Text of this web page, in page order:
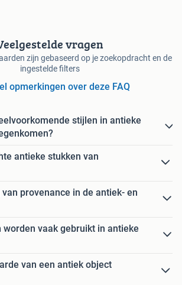
vragen
zijn gebaseerd op je zoekopdracht en de
ingestelde filters
opmerkingen over deze FAQ
stijlen in antieke
antieke stukken van
provenance in de antiek- en
vaak gebruikt in antieke
van een antiek object